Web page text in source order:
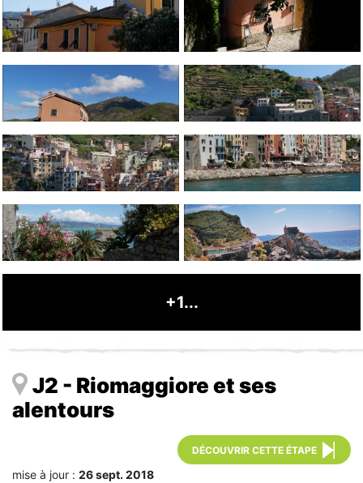
+1...
J2 - Riomaggiore et ses
alentours
DÉCOUVRIR CETTE ÉTAPE
mise à jour : 26 sept. 2018